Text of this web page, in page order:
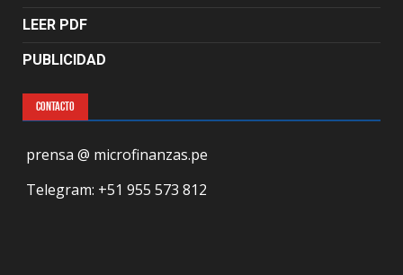
LEER PDF
PUBLICIDAD
CONTACTO
prensa @ microfinanzas.pe
Telegram: +51 955 573 812